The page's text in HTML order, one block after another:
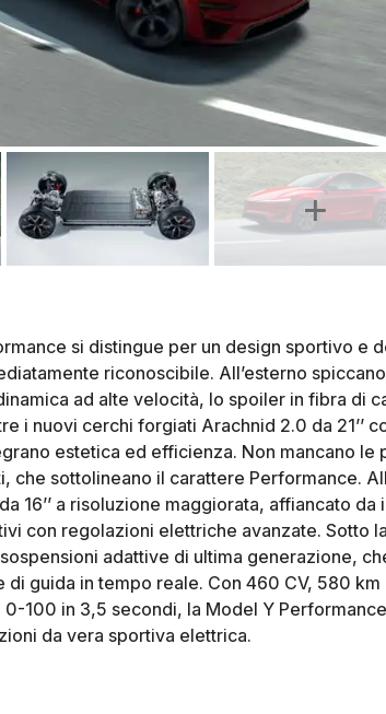
si distingue per un design sportivo e
riconoscibile. All’esterno
ad alte velocità, lo spoiler in fibra di
i nuovi cerchi forgiati Arachnid 2.0 da 21’’
estetica ed efficienza. Non mancano le
che sottolineano il carattere Performance.
16’’ a risoluzione maggiorata, affiancato da
con regolazioni elettriche avanzate. Sotto
adattive di ultima generazione,
di guida in tempo reale. Con 460 CV, 580 km
0-100 in 3,5 secondi, la Model Y
da vera sportiva elettrica.